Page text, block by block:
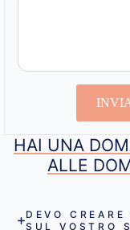
HAI UNA
ALLE
DEVO
SUL VOSTRO